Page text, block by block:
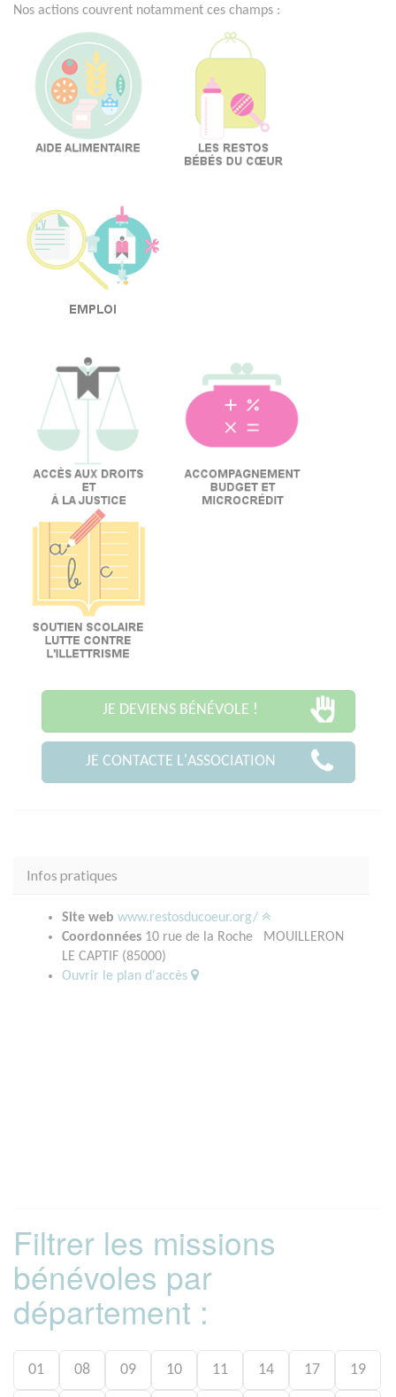
Nos actions couvrent notamment ces champs :
JE DEVIENS BÉNÉVOLE !
JE CONTACTE L'ASSOCIATION
Infos pratiques
Site web www.restosducoeur.org/
Coordonnées 10 rue de la Roche MOUILLERON
LE CAPTIF (85000)
Ouvrir le plan d'accès
Filtrer les missions
bénévoles par
département :
01 08 09 10 11 14 17 19